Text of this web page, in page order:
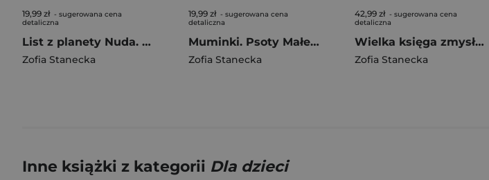
19,99 zł - sugerowana cena
detaliczna
List z planety Nuda. Czytam sobie. Poziom 1
Zofia Stanecka
19,99 zł - sugerowana cena
detaliczna
Muminki. Psoty Małej Mi. Czytam sobie. Poziom 2
Zofia Stanecka
42,99 zł - sugerowana cena
detaliczna
Wielka księga zmysłów. Basia
Zofia Stanecka
Inne książki z kategorii Dla dzieci